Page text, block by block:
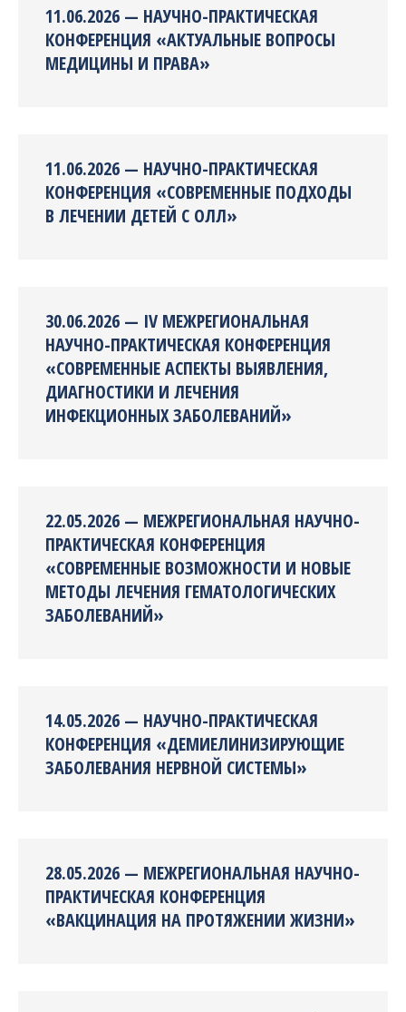
11.06.2026 — НАУЧНО-ПРАКТИЧЕСКАЯ
КОНФЕРЕНЦИЯ «АКТУАЛЬНЫЕ ВОПРОСЫ
МЕДИЦИНЫ И ПРАВА»
11.06.2026 — НАУЧНО-ПРАКТИЧЕСКАЯ
КОНФЕРЕНЦИЯ «СОВРЕМЕННЫЕ ПОДХОДЫ
В ЛЕЧЕНИИ ДЕТЕЙ С ОЛЛ»
30.06.2026 — IV МЕЖРЕГИОНАЛЬНАЯ
НАУЧНО-ПРАКТИЧЕСКАЯ КОНФЕРЕНЦИЯ
«СОВРЕМЕННЫЕ АСПЕКТЫ ВЫЯВЛЕНИЯ,
ДИАГНОСТИКИ И ЛЕЧЕНИЯ
ИНФЕКЦИОННЫХ ЗАБОЛЕВАНИЙ»
22.05.2026 — МЕЖРЕГИОНАЛЬНАЯ НАУЧНО-
ПРАКТИЧЕСКАЯ КОНФЕРЕНЦИЯ
«СОВРЕМЕННЫЕ ВОЗМОЖНОСТИ И НОВЫЕ
МЕТОДЫ ЛЕЧЕНИЯ ГЕМАТОЛОГИЧЕСКИХ
ЗАБОЛЕВАНИЙ»
14.05.2026 — НАУЧНО-ПРАКТИЧЕСКАЯ
КОНФЕРЕНЦИЯ «ДЕМИЕЛИНИЗИРУЮЩИЕ
ЗАБОЛЕВАНИЯ НЕРВНОЙ СИСТЕМЫ»
28.05.2026 — МЕЖРЕГИОНАЛЬНАЯ НАУЧНО-
ПРАКТИЧЕСКАЯ КОНФЕРЕНЦИЯ
«ВАКЦИНАЦИЯ НА ПРОТЯЖЕНИИ ЖИЗНИ»